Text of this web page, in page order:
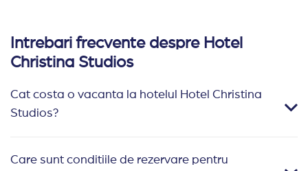
Intrebari frecvente despre Hotel
Christina Studios
Cat costa o vacanta la hotelul Hotel Christina
Studios?
Care sunt conditiile de rezervare pentru